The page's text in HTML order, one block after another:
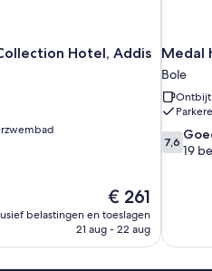
Hotel, Addis
De
prijs
is
€ 261
belastingen en toeslagen
21 aug - 22 aug
Medal
Bole
7.6
van
7,6
19